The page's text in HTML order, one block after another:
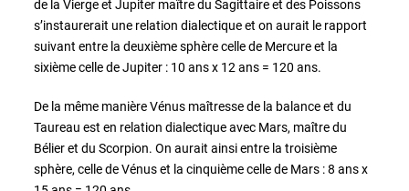
de la Vierge et Jupiter maître du Sagittaire et des Poissons
s’instaurerait une relation dialectique et on aurait le rapport
suivant entre la deuxième sphère celle de Mercure et la
sixième celle de Jupiter : 10 ans x 12 ans = 120 ans.
De la même manière Vénus maîtresse de la balance et du
Taureau est en relation dialectique avec Mars, maître du
Bélier et du Scorpion. On aurait ainsi entre la troisième
sphère, celle de Vénus et la cinquième celle de Mars : 8 ans x